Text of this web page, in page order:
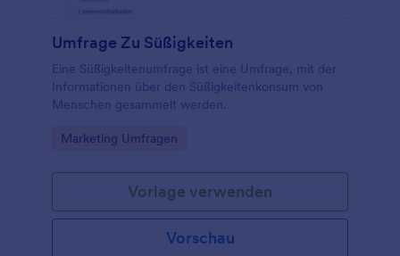
Umfrage Zu Süßigkeiten
Eine Süßigkeitenumfrage ist eine Umfrage, mit der
Informationen über den Süßigkeitenkonsum von
Menschen gesammelt werden.
Go to Category:
Marketing Umfragen
Vorlage verwenden
Vorschau